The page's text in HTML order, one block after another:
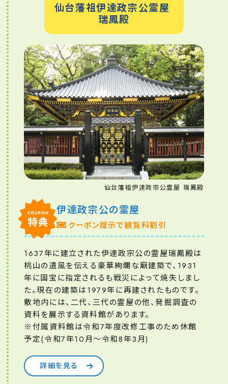
仙台藩祖伊達政宗公霊屋
瑞鳳殿
仙台藩祖伊達政宗公霊屋 瑞鳳殿
伊達政宗公の霊屋
クーポン提示で観覧料割引
1637年に建立された伊達政宗公の霊屋瑞鳳殿は
桃山の遺風を伝える豪華絢爛な廟建築で、1931
年に国宝に指定されるも戦災によって焼失しまし
た。現在の建築は1979年に再建されたものです。
敷地内には、二代、三代の霊屋の他、発掘調査の
資料を展示する資料館があります。
※付属資料館は令和7年度改修工事のため休館
予定(令和7年10月～令和8年3月)
詳細を見る